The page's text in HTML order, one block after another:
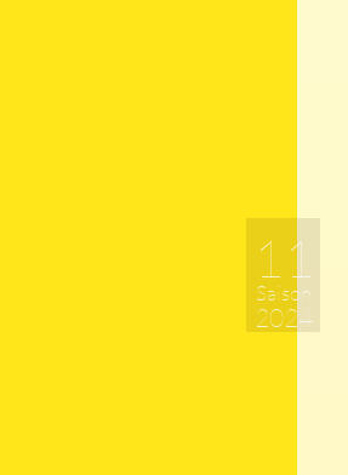
11
Saison
2024